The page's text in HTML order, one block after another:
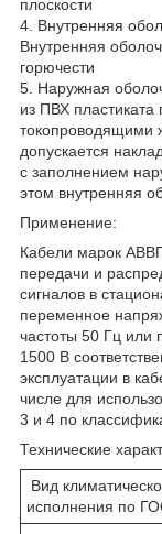
плоскости
4. Внутренняя
Внутренняя
горючести
5. Наружная
из ПВХ
токопроводящими
допускается
с заполнением
этом внутренняя
Применение:
Кабели марок
передачи и
сигналов в
переменное
частоты 50 Гц или
1500 В
эксплуатации в
числе для
3 и 4 по
Технические
Вид
исполнения по